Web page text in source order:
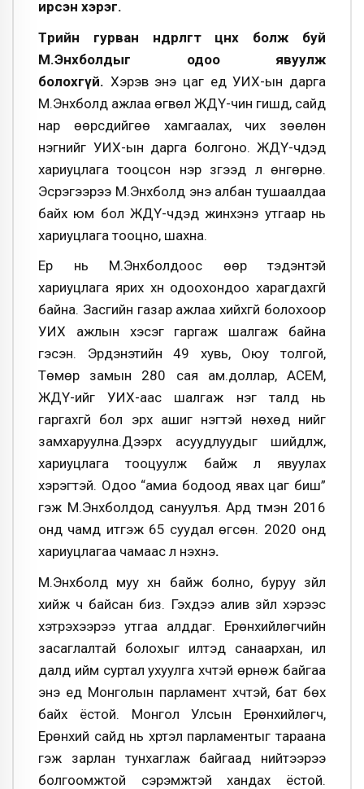
ирсэн хэрэг.
Төрийн гурван өндөрлөгт цөөнх болж буй
М.Энхболдыг одоо явуулж
болохгүй. Хэрэв энэ цаг үед УИХ-ын дарга
М.Энхболд ажлаа өгвөл ЖДҮ-чин гишүүд, сайд
нар өөрсдийгөө хамгаалах, чих зөөлөн
нэгнийг УИХ-ын дарга болгоно. ЖДҮ-чдэд
хариуцлага тооцсон нэр зүүгээд л өнгөрнө.
Эсрэгээрээ М.Энхболд энэ албан тушаалдаа
байх юм бол ЖДҮ-чдэд жинхэнэ утгаар нь
хариуцлага тооцно, шахна.
Ер нь М.Энхболдоос өөр тэдэнтэй
хариуцлага ярих хүн одоохондоо харагдахгүй
байна. Засгийн газар ажлаа хийхгүй болохоор
УИХ ажлын хэсэг гаргаж шалгаж байна
гэсэн. Эрдэнэтийн 49 хувь, Оюу толгой,
Төмөр замын 280 сая ам.доллар, АСЕМ,
ЖДҮ-ийг УИХ-аас шалгаж нэг талд нь
гаргахгүй бол эрх ашиг нэгтэй нөхөд үүнийг
замхаруулна.Дээрх асуудлуудыг шийдүүлж,
хариуцлага тооцуулж байж л явуулах
хэрэгтэй. Одоо “амиа бодоод явах цаг биш”
гэж М.Энхболдод сануулъя. Ард түмэн 2016
онд чамд итгэж 65 суудал өгсөн. 2020 онд
хариуцлагаа чамаас л нэхнэ.
М.Энхболд муу хүн байж болно, буруу зүйл
хийж ч байсан биз. Гэхдээ алив зүйл хэрээс
хэтрэхээрээ утгаа алддаг. Ерөнхийлөгчийн
засаглалтай болохыг илтэд санаархан, ил
далд ийм суртал ухуулга хүчтэй өрнөж байгаа
энэ үед Монголын парламент хүчтэй, бат бөх
байх ёстой. Монгол Улсын Ерөнхийлөгч,
Ерөнхий сайд нь хүртэл парламентыг тараана
гэж зарлан тунхаглаж байгаад нийтээрээ
болгоомжтой сэрэмжтэй хандах ёстой.